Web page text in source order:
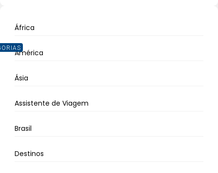
África
América
Ásia
Assistente de Viagem
Brasil
Destinos